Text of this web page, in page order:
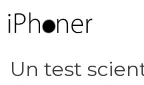
contenuto
Un test